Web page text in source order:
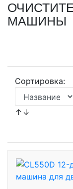
МАШИНЫ
Сортировка:
↑↓